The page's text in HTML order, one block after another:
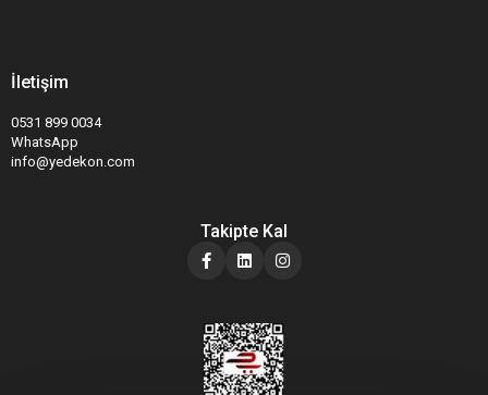
İletişim
0531 899 0034
WhatsApp
info@yedekon.com
Takipte Kal